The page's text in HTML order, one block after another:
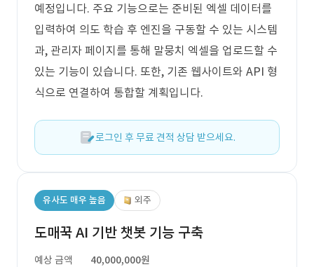
예정입니다. 주요 기능으로는 준비된 엑셀 데이터를
입력하여 의도 학습 후 엔진을 구동할 수 있는 시스템
과, 관리자 페이지를 통해 말뭉치 엑셀을 업로드할 수
있는 기능이 있습니다. 또한, 기존 웹사이트와 API 형
식으로 연결하여 통합할 계획입니다.
로그인 후 무료 견적 상담 받으세요.
유사도 매우 높음 외주
도매꾹 AI 기반 챗봇 기능 구축
예상 금액
40,000,000원